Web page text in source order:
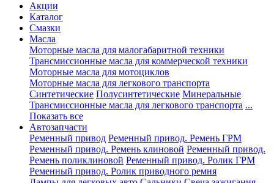
Акции
Каталог
Смазки
Масла
Моторные масла для малогабаритной техники
Трансмиссионные масла для коммерческой техники
Моторные масла для мотоциклов
Моторные масла для легкового транспорта
Синтетические Полусинтетические Минеральные
Трансмиссионные масла для легкового транспорта ...
Показать все
Автозапчасти
Ременный привод Ременный привод. Ремень ГРМ
Ременный привод. Ремень клиновой Ременный привод.
Ремень поликлиновой Ременный привод. Ролик ГРМ
Ременный привод. Ролик приводного ремня